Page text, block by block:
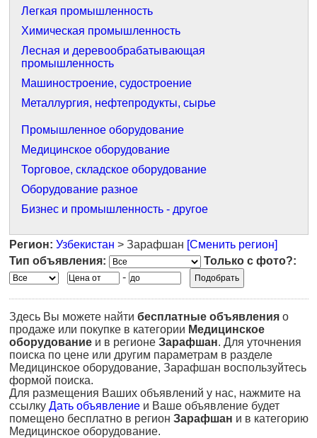
Легкая промышленность
Химическая промышленность
Лесная и деревообрабатывающая
промышленность
Машиностроение, судостроение
Металлургия, нефтепродукты, сырье
Промышленное оборудование
Медицинское оборудование
Торговое, складское оборудование
Оборудование разное
Бизнес и промышленность - другое
Регион: Узбекистан > Зарафшан [Сменить регион]
Тип объявления:
Только с фото?:
-
Здесь Вы можете найти бесплатные объявления о
продаже или покупке в категории Медицинское
оборудование и в регионе Зарафшан. Для уточнения
поиска по цене или другим параметрам в разделе
Медицинское оборудование, Зарафшан воспользуйтесь
формой поиска.
Для размещения Ваших объявлений у нас, нажмите на
ссылку Дать объявление и Ваше объявление будет
помещено бесплатно в регион Зарафшан и в категорию
Медицинское оборудование.